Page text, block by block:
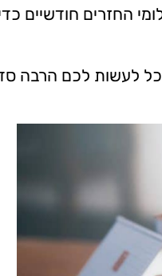
החזרים חודשיים
לעשות לכם הרבה